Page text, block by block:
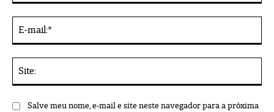
Salve meu nome, e-mail e site neste navegador para a próxima